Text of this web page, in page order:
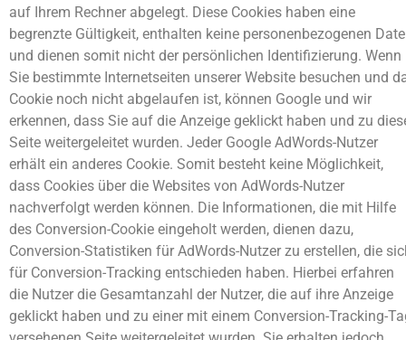
auf Ihrem Rechner abgelegt. Diese Cookies haben eine
begrenzte Gültigkeit, enthalten keine personenbezogenen
und dienen somit nicht der persönlichen Identifizierung. Wenn
Sie bestimmte Internetseiten unserer Website besuchen und
Cookie noch nicht abgelaufen ist, können Google und wir
erkennen, dass Sie auf die Anzeige geklickt haben und zu
Seite weitergeleitet wurden. Jeder Google AdWords-Nutzer
erhält ein anderes Cookie. Somit besteht keine Möglichkeit,
dass Cookies über die Websites von AdWords-Nutzer
nachverfolgt werden können. Die Informationen, die mit Hilfe
des Conversion-Cookie eingeholt werden, dienen dazu,
Conversion-Statistiken für AdWords-Nutzer zu erstellen, die
für Conversion-Tracking entschieden haben. Hierbei erfahren
die Nutzer die Gesamtanzahl der Nutzer, die auf ihre Anzeige
geklickt haben und zu einer mit einem Conversion-Tracking-